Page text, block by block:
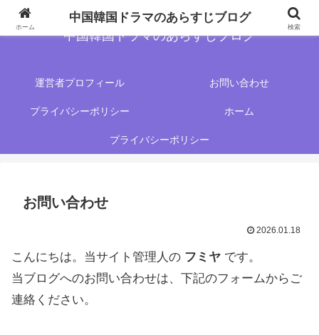
中国韓国ドラマのあらすじブログ
運営者プロフィール お問い合わせ
プライバシーポリシー ホーム
プライバシーポリシー
お問い合わせ
2026.01.18
こんにちは。当サイト管理人の フミヤ です。
当ブログへのお問い合わせは、下記のフォームからご
連絡ください。
ホーム
中国韓国ドラマのあらすじブログ
検索